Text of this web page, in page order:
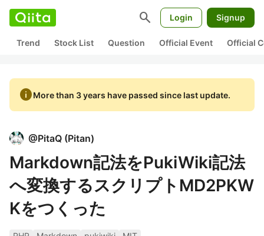
search Login Signup
Trend Stock List Question Official Event Official
infoMore than 3 years have passed since last update.
@PitaQ (Pitan)
Markdown記法をPukiWiki記法
へ変換するスクリプトMD2PKW
Kをつくった